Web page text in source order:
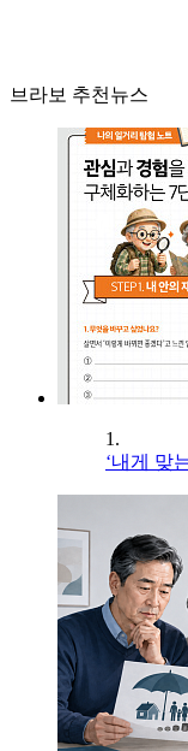
브라보 추천뉴스
1.
‘내게 맞